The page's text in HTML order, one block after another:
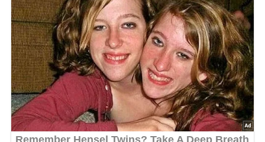
cremiger Note
DerKartoffelsalat mit Rettich verbindet eine angenehme
Cremigkeitmit der charakteristischenleichten Schärfe
des Rettichs und ergibt so ein besonders ausgewogenes
Geschmackserlebnis. Die Kombination auszarten
Kartoffeln, frisch geraspeltem Rettichund einer milden
Sahnebasissorgt für einen Salat, der gleichzeitigkräftig,
frischund angenehmwürzigwirkt.